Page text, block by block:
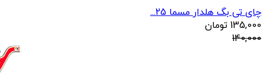
چای تی بگ هلدار مسما 25...
135,000 تومان
140,000